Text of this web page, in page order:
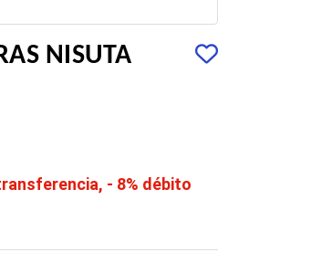
NISUTA
- 8% débito